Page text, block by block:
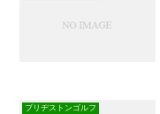
ブリヂストンゴルフ